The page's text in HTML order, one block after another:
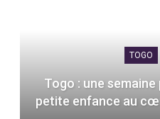
TOGO
Togo : une
petite enfance au